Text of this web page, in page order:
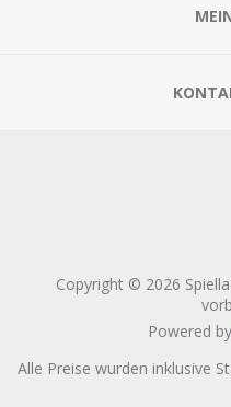
Copyright © 2026
Powered by
Alle Preise wurden inklusive